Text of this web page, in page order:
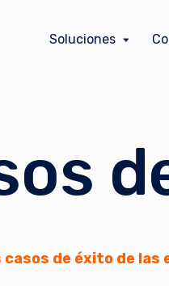
Soluciones
casos de éxito de